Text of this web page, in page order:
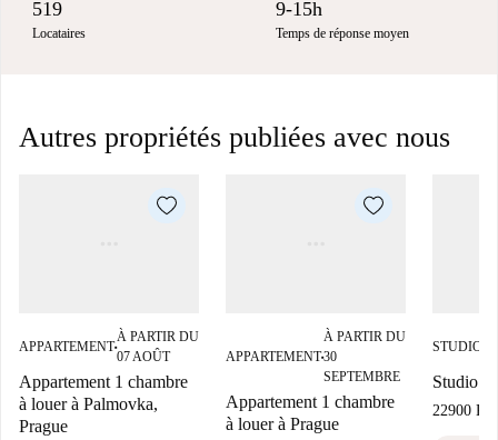
519
Locataires
9-15h
Temps de réponse moyen
Autres propriétés publiées avec nous
APPARTEMENT■
À PARTIR DU
07 AOÛT
Appartement 1 chambre
à louer à Palmovka,
Prague
APPARTEMENT■
À PARTIR DU
30
SEPTEMBRE
Appartement 1 chambre
à louer à Prague
STUDIO
Studio à
22900 Kč